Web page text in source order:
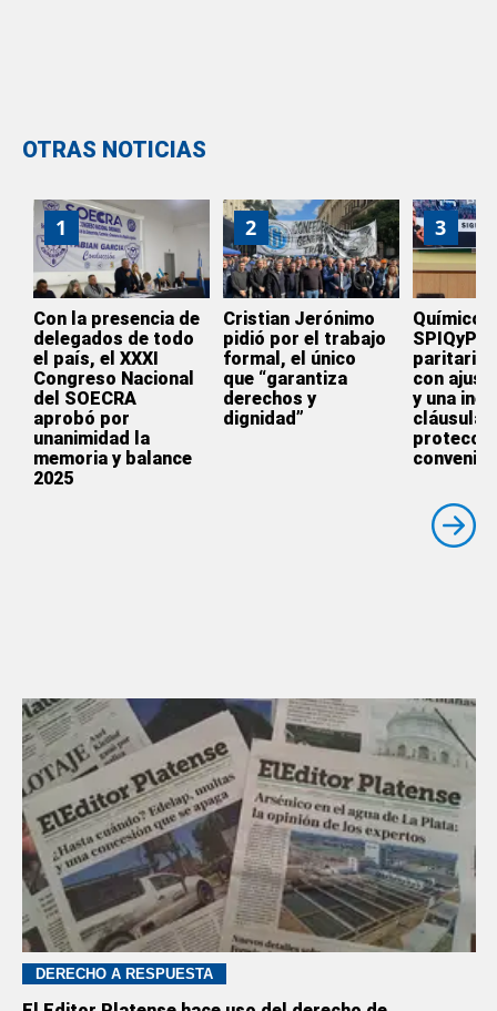
OTRAS NOTICIAS
1
Con la presencia de
delegados de todo
el país, el XXXI
Congreso Nacional
del SOECRA
aprobó por
unanimidad la
memoria y balance
2025
2
Cristian Jerónimo
pidió por el trabajo
formal, el único
que “garantiza
derechos y
dignidad”
3
SPIQyP
paritaria
con
y una
cláusula
convenio
DERECHO A RESPUESTA